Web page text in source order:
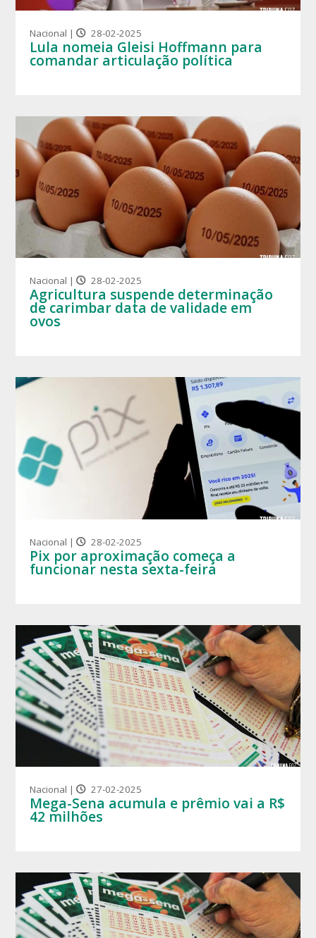
Nacional | 28-02-2025
Lula nomeia Gleisi Hoffmann para
comandar articulação política
Nacional | 28-02-2025
Agricultura suspende determinação
de carimbar data de validade em
ovos
Nacional | 28-02-2025
Pix por aproximação começa a
funcionar nesta sexta-feira
Nacional | 27-02-2025
Mega-Sena acumula e prêmio vai a R$
42 milhões